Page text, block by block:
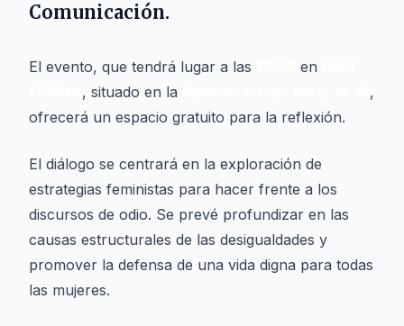
Comunicación.
El evento, que tendrá lugar a las en
, situado en la
,
ofrecerá un espacio gratuito para la reflexión.
El diálogo se centrará en la exploración de
estrategias feministas para hacer frente a los
discursos de odio. Se prevé profundizar en las
causas estructurales de las desigualdades y
promover la defensa de una vida digna para todas
las mujeres.